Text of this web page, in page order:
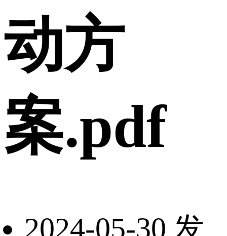
动方
案.pdf
2024-05-30 发